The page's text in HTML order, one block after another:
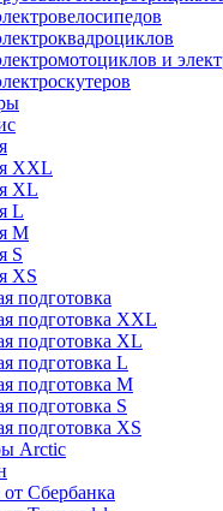
и
XXL
XL
L
M
S
XS
подготовка
подготовка XXL
подготовка XL
подготовка L
подготовка M
подготовка S
подготовка XS
Arctic
Сбербанка